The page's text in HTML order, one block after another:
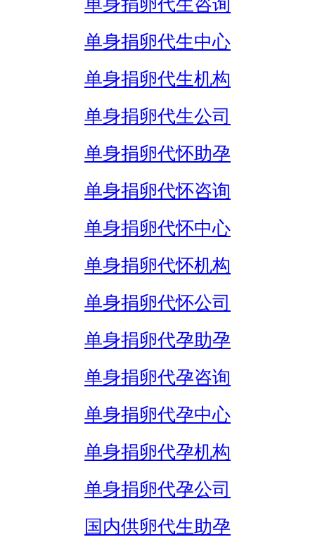
单身捐卵代生咨询
单身捐卵代生中心
单身捐卵代生机构
单身捐卵代生公司
单身捐卵代怀助孕
单身捐卵代怀咨询
单身捐卵代怀中心
单身捐卵代怀机构
单身捐卵代怀公司
单身捐卵代孕助孕
单身捐卵代孕咨询
单身捐卵代孕中心
单身捐卵代孕机构
单身捐卵代孕公司
国内供卵代生助孕